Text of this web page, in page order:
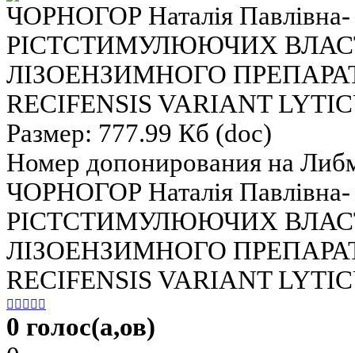
ЧОРНОГОР Наталія
РІСТСТИМУЛЮЮЧИХ
ЛІЗОЕНЗИМНОГО
RECIFENSIS VARIANT
Размер: 777.99 Кб (doc)
Номер допонирования на
ЧОРНОГОР Наталія
РІСТСТИМУЛЮЮЧИХ
ЛІЗОЕНЗИМНОГО
RECIFENSIS VARIANT
    
0 голос(а,ов)